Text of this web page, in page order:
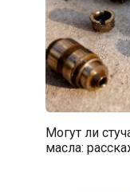
Могут ли
масла: